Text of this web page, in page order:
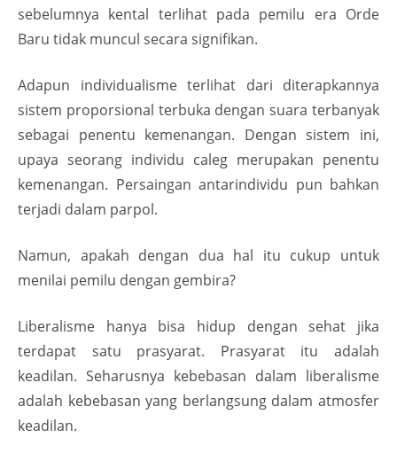
sebelumnya kental terlihat pada pemilu era Orde
Baru tidak muncul secara signifikan.
Adapun individualisme terlihat dari diterapkannya
sistem proporsional terbuka dengan suara terbanyak
sebagai penentu kemenangan. Dengan sistem ini,
upaya seorang individu caleg merupakan penentu
kemenangan. Persaingan antarindividu pun bahkan
terjadi dalam parpol.
Namun, apakah dengan dua hal itu cukup untuk
menilai pemilu dengan gembira?
Liberalisme hanya bisa hidup dengan sehat jika
terdapat satu prasyarat. Prasyarat itu adalah
keadilan. Seharusnya kebebasan dalam liberalisme
adalah kebebasan yang berlangsung dalam atmosfer
keadilan.